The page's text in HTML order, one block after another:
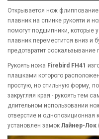
Открывается нож
плавник на спинке рукояти и
помогут подшипники, которые
плавник переместится вниз и
предотвратит
Рукоять ножа Firebird FH41
плашками которого
простую, но стильную форму,
закругляя края - рукоять тем
длительном использовании
отверстие и
установлен замок Лайнер-Лок